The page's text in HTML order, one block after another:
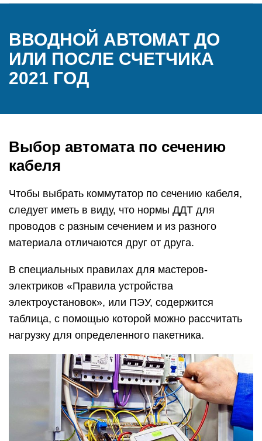
ВВОДНОЙ АВТОМАТ ДО
ИЛИ ПОСЛЕ СЧЕТЧИКА
2021 ГОД
Выбор автомата по сечению
кабеля
Чтобы выбрать коммутатор по сечению кабеля,
следует иметь в виду, что нормы ДДТ для
проводов с разным сечением и из разного
материала отличаются друг от друга.
В специальных правилах для мастеров-
электриков «Правила устройства
электроустановок», или ПЭУ, содержится
таблица, с помощью которой можно рассчитать
нагрузку для определенного пакетника.